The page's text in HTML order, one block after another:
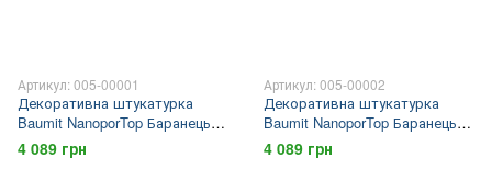
Артикул: 005-00001
Декоративна штукатурка
Baumit NanoporTop Баранець
1,5К 25 кг
4 089 грн
Артикул: 005-00002
Декоративна штукатурка
Baumit NanoporTop Баранець
2К 25 кг
4 089 грн